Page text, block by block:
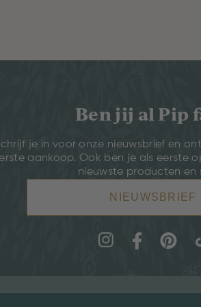
Ben jij al Pip
je in voor onze nieuwsbrief en
aankoop. Ook ben je als eerste
nieuwste producten en
NIEUWSBRIEF